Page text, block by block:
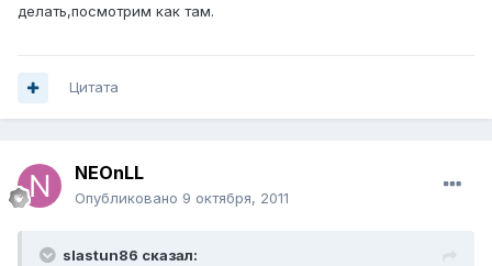
делать,посмотрим как там.
Цитата
NEOnLL
Опубликовано 9 октября, 2011
slastun86 сказал: